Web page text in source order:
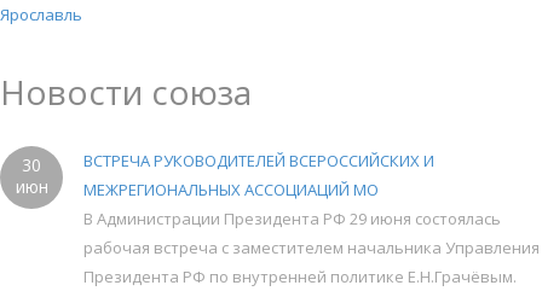
Ярославль
Новости союза
30
июн
ВСТРЕЧА РУКОВОДИТЕЛЕЙ ВСЕРОССИЙСКИХ И
МЕЖРЕГИОНАЛЬНЫХ АССОЦИАЦИЙ МО
В Администрации Президента РФ 29 июня состоялась
рабочая встреча с заместителем начальника Управления
Президента РФ по внутренней политике Е.Н.Грачёвым.